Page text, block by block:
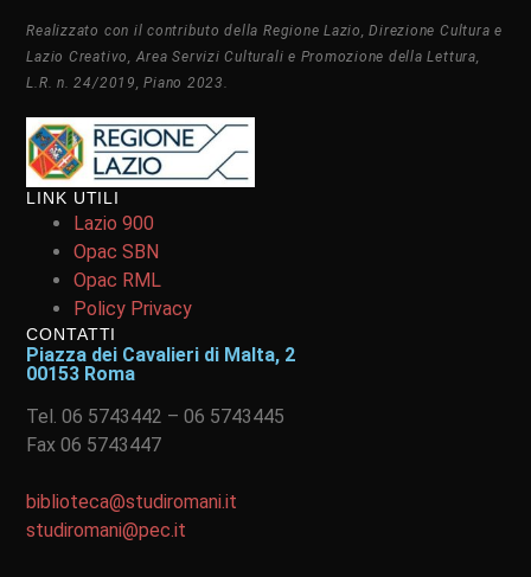
Realizzato con il contributo della Regione Lazio, Direzione Cultura e
Lazio Creativo, Area Servizi Culturali e Promozione della Lettura,
L.R. n. 24/2019, Piano 2023.
LINK UTILI
Lazio 900
Opac SBN
Opac RML
Policy Privacy
CONTATTI
Piazza dei Cavalieri di Malta, 2
00153 Roma
Tel. 06 5743442 – 06 5743445
Fax 06 5743447
biblioteca@studiromani.it
studiromani@pec.it